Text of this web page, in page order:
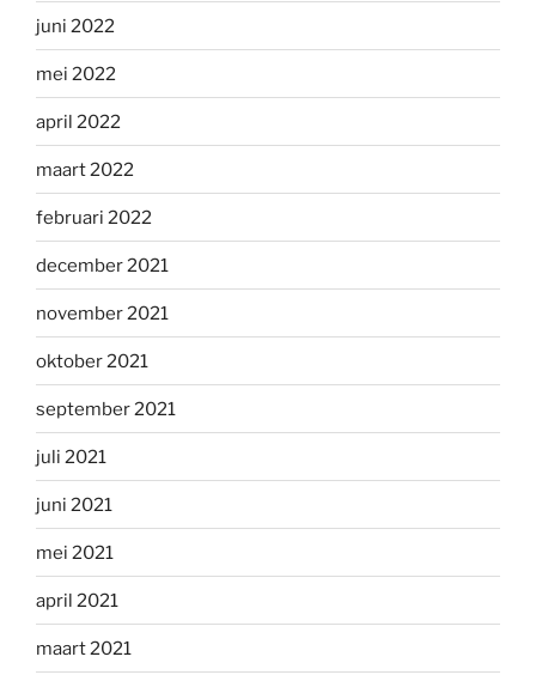
juni 2022
mei 2022
april 2022
maart 2022
februari 2022
december 2021
november 2021
oktober 2021
september 2021
juli 2021
juni 2021
mei 2021
april 2021
maart 2021